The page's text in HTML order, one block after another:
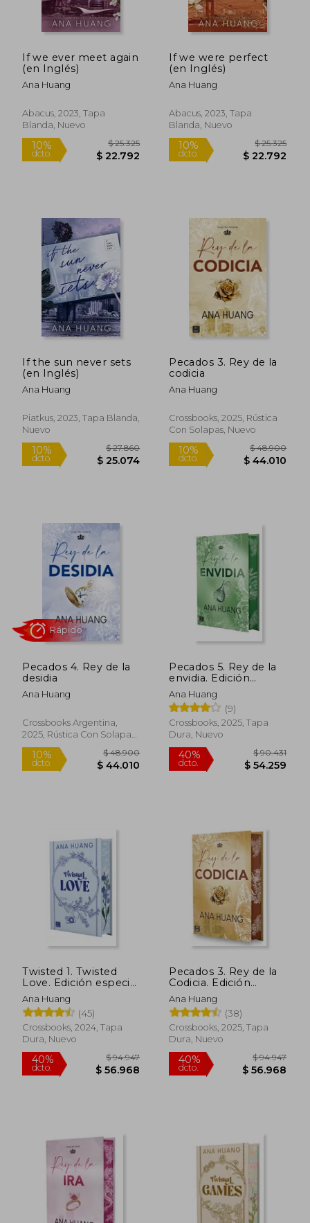
10%
dcto.
$ 30.420
$ 27.378
10%
dcto.
If we ever meet again
(en Inglés)
Ana Huang
Abacus, 2023, Tapa
Blanda, Nuevo
10%
If we were perfect
(en Inglés)
Ana Huang
Abacus, 2023, Tapa
Blanda, Nuevo
10%
dcto.
If the sun never sets
(en Inglés)
Ana Huang
Piatkus, 2023, Tapa Blanda,
Nuevo
dcto.
Pecados 3. Rey de la
codicia
Ana Huang
Crossbooks, 2025, Rústica
Con Solapas, Nuevo
10%
dcto.
Pecados 4. Rey de la
desidia
Ana Huang
Crossbooks Argentina,
2025, Rústica Con Solapas,
Nuevo
Pecados 5. Rey de la
envidia. Edición
Especial: Edición
Especial con Cantos
Tintados
Ana Huang
(9)
Crossbooks, 2025, Tapa
Dura, Nuevo
Twisted 1. Twisted
Love. Edición especial
Cantos tintados
Ana Huang
(45)
Crossbooks, 2024, Tapa
Dura, Nuevo
Pecados 3. Rey de la
Codicia. Edición
Especial
Ana Huang
(38)
Crossbooks, 2025, Tapa
Dura, Nuevo